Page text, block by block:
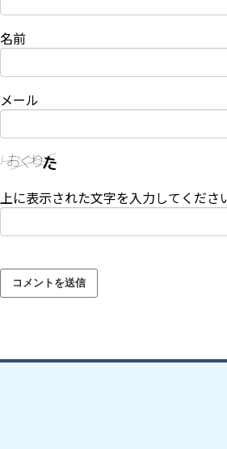
名前
メール
上に表示された文字を入力してくださ